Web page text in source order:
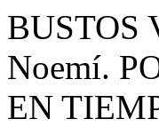
BUSTOS
Noemí.
EN